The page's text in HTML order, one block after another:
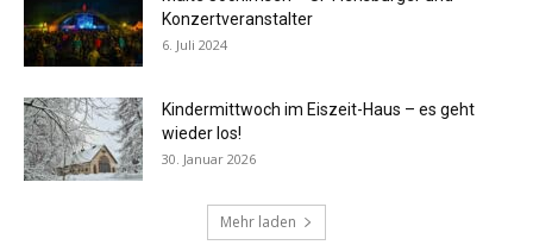
Konzertveranstalter
6. Juli 2024
Kindermittwoch im Eiszeit-Haus – es geht
wieder los!
30. Januar 2026
Mehr laden